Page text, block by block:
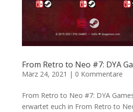
From Retro to Neo #7: DYA
März 24, 2021 | 0 Kommentare
From Retro to Neo #7: DYA
erwartet euch in From Retro to